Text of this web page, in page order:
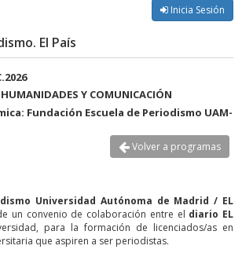
Inicia Sesión
El País
Y COMUNICACIÓN
Fundación Escuela de Periodismo UAM-
Volver a programas
Universidad Autónoma de Madrid / EL
un convenio de colaboración entre el diario EL
para la formación de licenciados/as en
que aspiren a ser periodistas.